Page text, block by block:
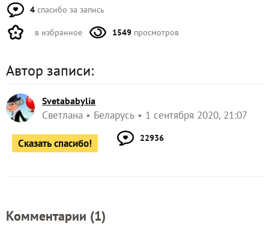
4 спасибо за запись
в избранное 1549 просмотров
Автор записи:
Svetababylia
Светлана Беларусь 1 сентября 2020, 21:07
Сказать спасибо! 22936
Комментарии (1)